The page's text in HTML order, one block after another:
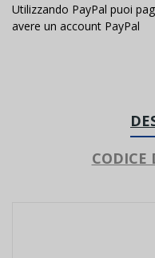
Utilizzando PayPal puoi
avere un account PayPal
CODICE